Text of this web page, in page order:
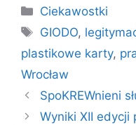
Kategorie
Ciekawostki
Tagi
GIODO,
plastikowe karty,
Wrocław
SpoKREWnieni
Wyniki XII edycji